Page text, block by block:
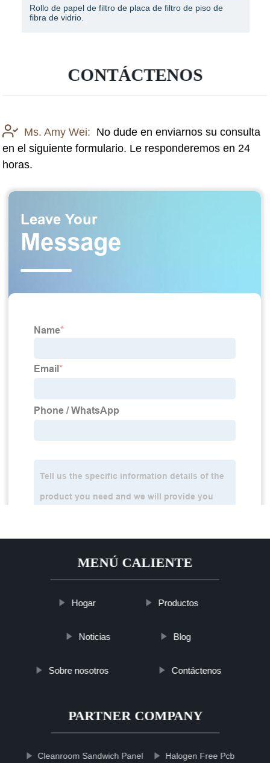
Papel de filtro de aceite vegetal Papel de filtro de agua
CONTÁCTENOS
Ms. Amy Wei: No dude en enviarnos su consulta
en el siguiente formulario. Le responderemos en 24
horas.
MENÚ CALIENTE
Hogar Productos
Noticias Blog
Sobre nosotros Contáctenos
PARTNER COMPANY
Cleanroom Sandwich Panel Halogen Free Pcb